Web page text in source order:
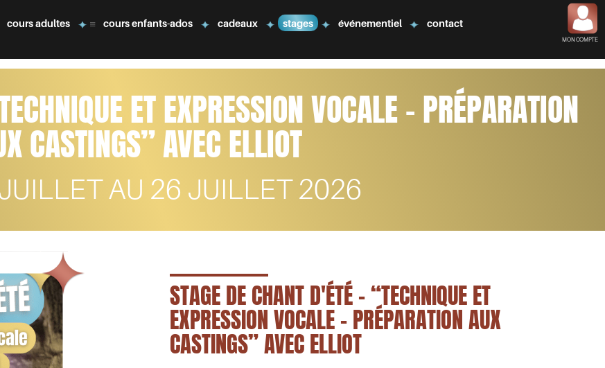
cours adultes cours enfants-ados cadeaux stages événementiel contact
MON COMPTE
ET EXPRESSION VOCALE - PRÉPARATION
CASTINGS” AVEC ELLIOT
AU 26 JUILLET 2026
STAGE DE CHANT D'ÉTÉ - “TECHNIQUE ET
EXPRESSION VOCALE - PRÉPARATION AUX
CASTINGS” AVEC ELLIOT